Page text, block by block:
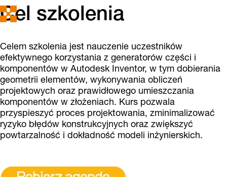
Cel szkolenia
Celem szkolenia jest nauczenie uczestników
efektywnego korzystania z generatorów części i
komponentów w Autodesk Inventor, w tym dobierania
geometrii elementów, wykonywania obliczeń
projektowych oraz prawidłowego umieszczania
komponentów w złożeniach. Kurs pozwala
przyspieszyć proces projektowania, zminimalizować
ryzyko błędów konstrukcyjnych oraz zwiększyć
powtarzalność i dokładność modeli inżynierskich.